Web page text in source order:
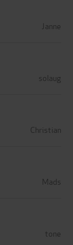
Janne
solaug
Christian
Mads
tone